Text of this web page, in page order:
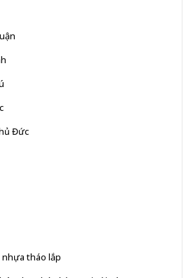
Đức
tháo lắp